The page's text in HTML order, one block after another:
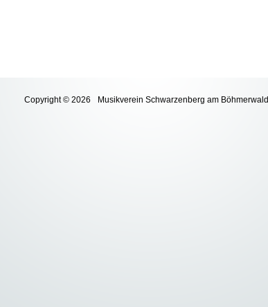
Copyright © 2026 Musikverein Schwarzenberg am Böhmerwald